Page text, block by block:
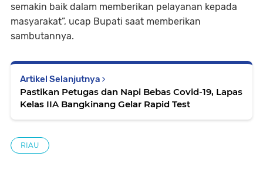
semakin baik dalam memberikan pelayanan kepada
masyarakat”, ucap Bupati saat memberikan
sambutannya.
Artikel Selanjutnya
Pastikan Petugas dan Napi Bebas Covid-19, Lapas
Kelas IIA Bangkinang Gelar Rapid Test
RIAU